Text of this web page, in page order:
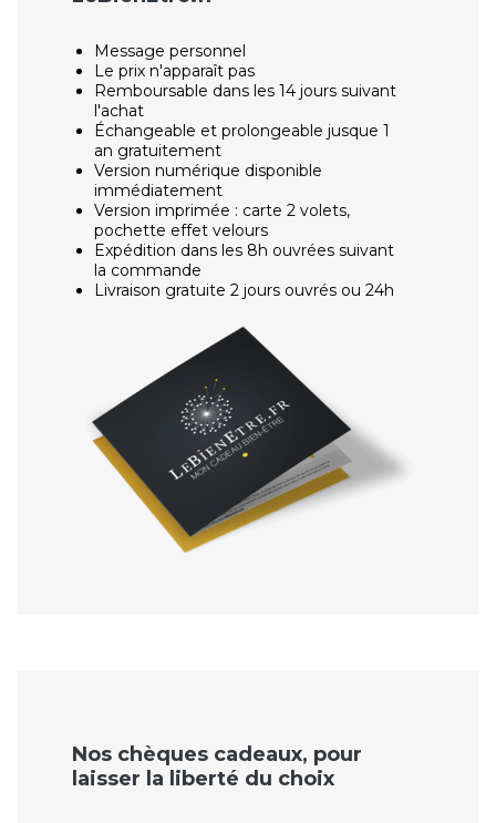
Message personnel
Le prix n'apparaît pas
Remboursable dans les 14 jours suivant
l'achat
Échangeable et prolongeable jusque 1
an gratuitement
Version numérique disponible
immédiatement
Version imprimée : carte 2 volets,
pochette effet velours
Expédition dans les 8h ouvrées suivant
la commande
Livraison gratuite 2 jours ouvrés ou 24h
Nos chèques cadeaux, pour
laisser la liberté du choix